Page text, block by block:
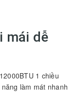
mái dễ
1 chiều
làm mát nhanh